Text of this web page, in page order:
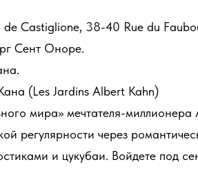
de Castiglione, 38-40 Rue du
Сент Оноре.
(Les Jardins Albert Kahn)
мира» мечтателя-
регулярности через
и цукубаи. Войдете под